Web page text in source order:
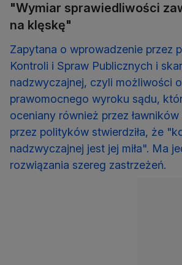
"Wymiar sprawiedliwości
na klęskę"
Zapytana o wprowadzenie przez
Kontroli i Spraw Publicznych i
nadzwyczajnej, czyli możliwości
prawomocnego wyroku sądu,
oceniany również przez
przez polityków stwierdziła, że
nadzwyczajnej jest jej miła". Ma
rozwiązania szereg zastrzeżeń.